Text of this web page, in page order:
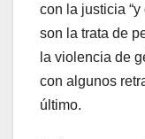
con la justicia
son la trata de
la violencia de
con algunos
último.